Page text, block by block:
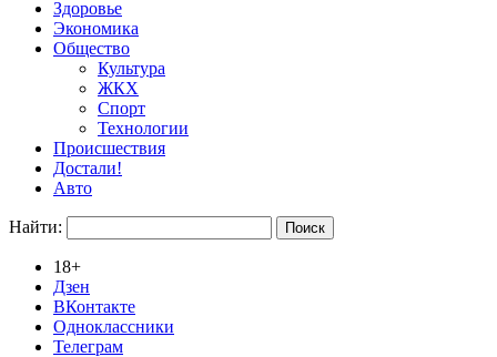
Здоровье
Экономика
Общество
Культура
ЖКХ
Спорт
Технологии
Происшествия
Достали!
Авто
Найти:
18+
Дзен
ВКонтакте
Одноклассники
Телеграм